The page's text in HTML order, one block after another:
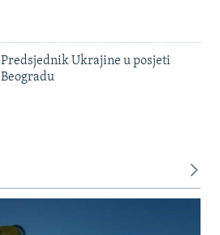
Predsjednik Ukrajine u posjeti
Beogradu